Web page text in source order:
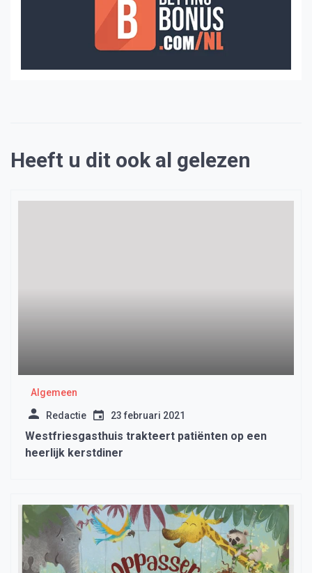
Heeft u dit ook al gelezen
Algemeen
Redactie 23 februari 2021
Westfriesgasthuis trakteert patiënten op een
heerlijk kerstdiner